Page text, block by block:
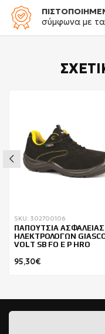
σύμφωνα με
SKU: 302700106
ΠΑΠΟΥΤΣΙΑ ΑΣΦΑΛΕΙΑΣ
ΗΛΕΚΤΡΟΛΟΓΩΝ
VOLT SB FO E P HRO
95,30€